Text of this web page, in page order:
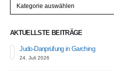
Kategorien
AKTUELLSTE BEITRÄGE
Judo-Danprüfung in Garching
24. Juli 2026